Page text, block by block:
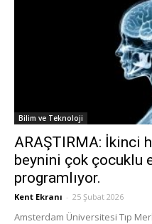
Bilim ve Teknoloji
ARAŞTIRMA: İkinci
beynini çok çocuklu
programlıyor.
Kent Ekranı - 25 Şubat 2026
Amsterdam Üniversitesi Tıp